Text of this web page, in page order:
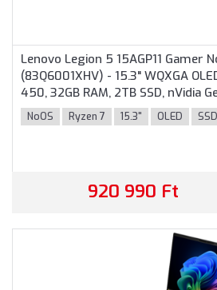
Lenovo Legion 5 15AGP11 Gamer
(83Q6001XHV) - 15.3" WQXGA
450, 32GB RAM, 2TB SSD, nVidia
Magyar billentyűzet, Operációs
garancia, Fekete színben
NoOS Ryzen 7 15.3" OLED SSD
920 990 Ft